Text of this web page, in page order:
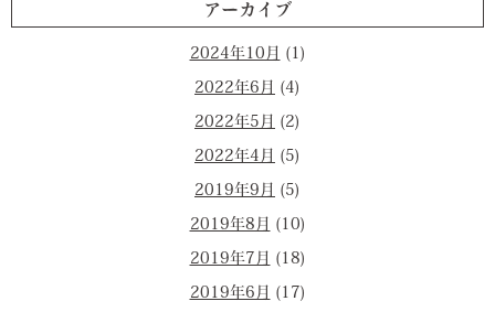
アーカイブ
2024年10月 (1)
2022年6月 (4)
2022年5月 (2)
2022年4月 (5)
2019年9月 (5)
2019年8月 (10)
2019年7月 (18)
2019年6月 (17)